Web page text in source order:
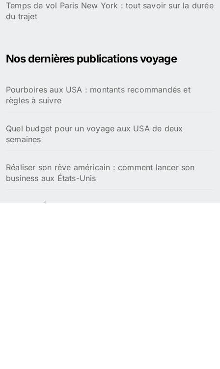
Temps de vol Paris New York : tout savoir sur la durée
du trajet
Nos dernières publications voyage
Pourboires aux USA : montants recommandés et
règles à suivre
Quel budget pour un voyage aux USA de deux
semaines
Réaliser son rêve américain : comment lancer son
business aux États-Unis